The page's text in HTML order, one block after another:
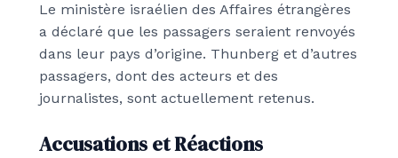
Le ministère israélien des Affaires étrangères
a déclaré que les passagers seraient renvoyés
dans leur pays d’origine. Thunberg et d’autres
passagers, dont des acteurs et des
journalistes, sont actuellement retenus.
Accusations et Réactions